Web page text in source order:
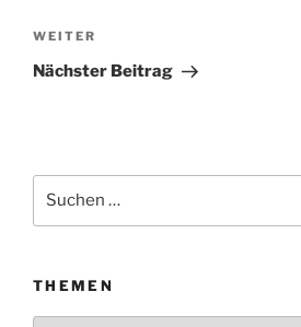
Nächster
Beitrag
WEITER
Nächster Beitrag
Suchen
THEMEN